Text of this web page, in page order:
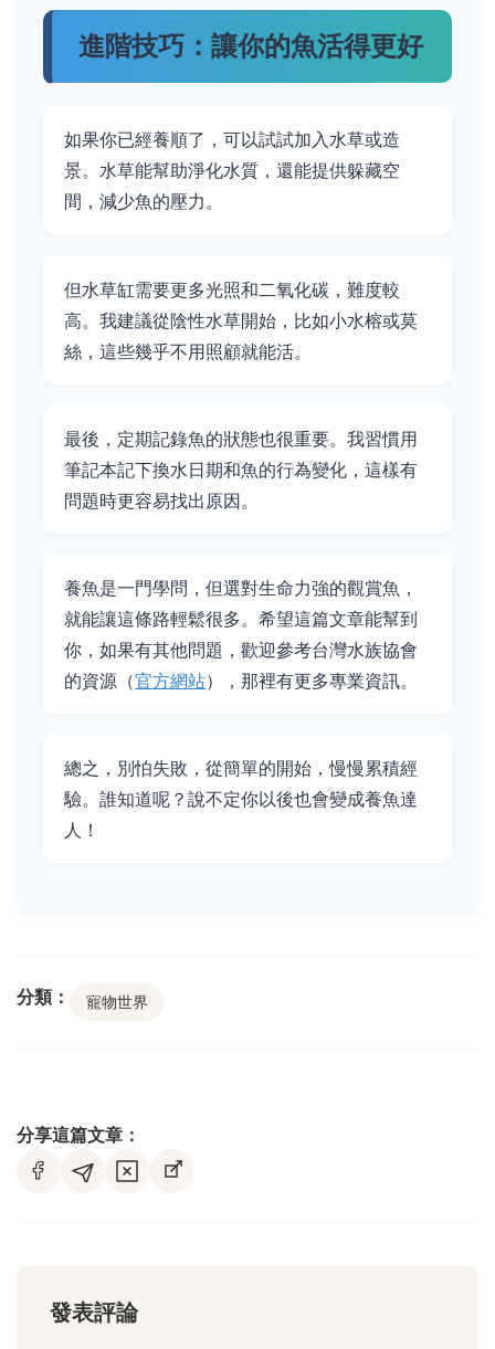
進階技巧：讓你的魚活得更好
如果你已經養順了，可以試試加入水草或造
景。水草能幫助淨化水質，還能提供躲藏空
間，減少魚的壓力。
但水草缸需要更多光照和二氧化碳，難度較
高。我建議從陰性水草開始，比如小水榕或莫
絲，這些幾乎不用照顧就能活。
最後，定期記錄魚的狀態也很重要。我習慣用
筆記本記下換水日期和魚的行為變化，這樣有
問題時更容易找出原因。
養魚是一門學問，但選對生命力強的觀賞魚，
就能讓這條路輕鬆很多。希望這篇文章能幫到
你，如果有其他問題，歡迎參考台灣水族協會
的資源（官方網站），那裡有更多專業資訊。
總之，別怕失敗，從簡單的開始，慢慢累積經
驗。誰知道呢？說不定你以後也會變成養魚達
人！
分類： 寵物世界
分享這篇文章：
發表評論